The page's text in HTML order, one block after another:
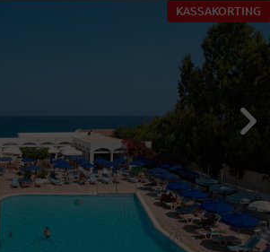
KASSAKORTING